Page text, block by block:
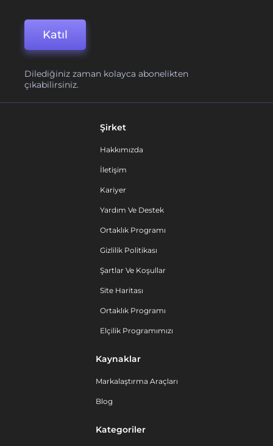
Katıl
Dilediğiniz zaman kolayca abonelikten
çıkabilirsiniz.
Şirket
Hakkımızda
İletişim
Kariyer
Yardım Ve Destek
Ortaklık Programı
Gizlilik Politikası
Şartlar Ve Koşullar
Site Haritası
Ortaklık Programı
Elçilik Programımızı
Kaynaklar
Markalaştırma Araçları
Blog
Kategoriler